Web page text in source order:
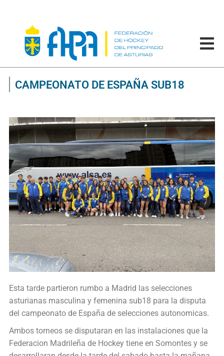
CAMPEONATO DE ESPAÑA SUB18
Esta tarde partieron rumbo a Madrid las selecciones
asturianas masculina y femenina sub18 para la disputa
del campeonato de España de selecciones autonomicas.
Ambos torneos se disputaran en las instalaciones que la
Federacion Madrileña de Hockey tiene en Somontes y se